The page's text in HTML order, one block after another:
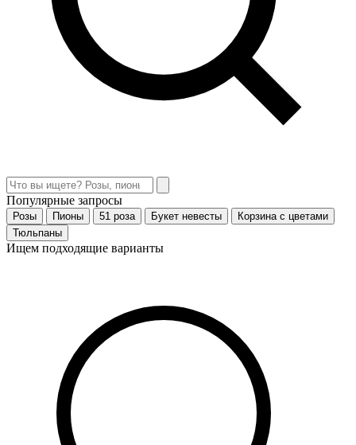
Популярные запросы
Розы Пионы 51 роза Букет невесты
Корзина с цветами
Тюльпаны
Ищем подходящие варианты